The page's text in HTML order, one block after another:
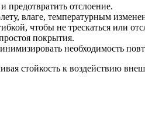
предотвратить отслоение.
влаге, температурным
чтобы не трескаться или
покрытия.
необходимость
стойкость к воздействию